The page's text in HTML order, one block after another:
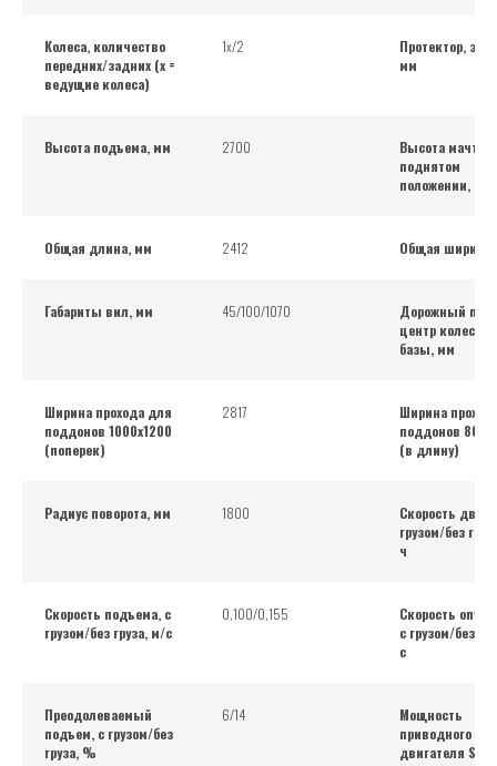
Колеса, количество
передних/задних (x =
ведущие колеса)
1х/2
Протектор,
мм
Высота подъема, мм 2700
Высота мачты
поднятом
положении, мм
Общая длина, мм 2412 Общая
Габариты вил, мм 45/100/1070
Дорожный
центр колесной
базы, мм
Ширина прохода для
поддонов 1000х1200
(поперек)
2817
Ширина
поддонов
(в длину)
Радиус поворота, мм 1800
Скорость
грузом/без
ч
Скорость подъема, с
грузом/без груза, м/с
0,100/0,155
Скорость
с грузом/без
с
Преодолеваемый
подъем, с грузом/без
груза, %
6/14
Мощность
приводного
двигателя S2